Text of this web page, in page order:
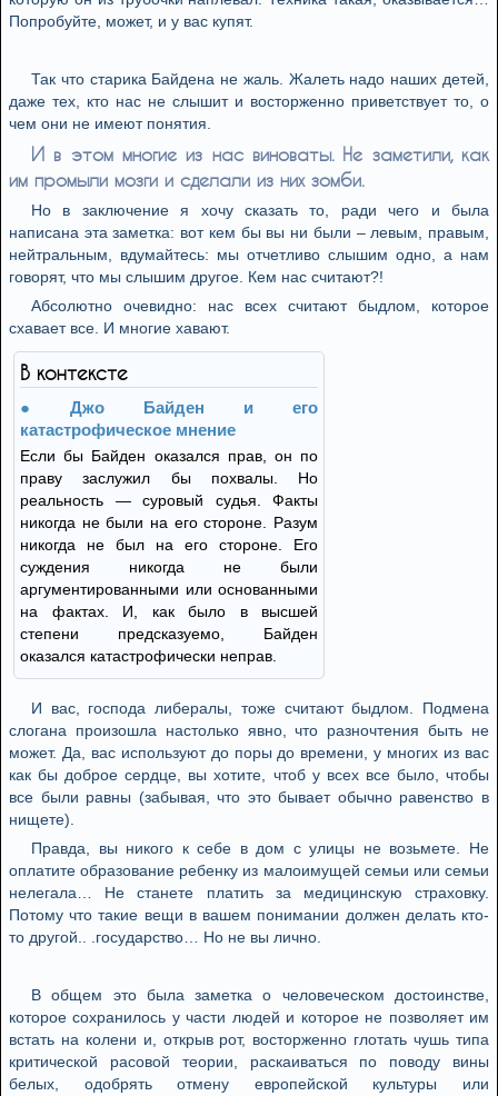
Попробуйте, может, и у вас купят.
Так что старика Байдена не жаль. Жалеть надо наших детей,
даже тех, кто нас не слышит и восторженно приветствует то, о
чем они не имеют понятия.
И в этом многие из нас виноваты. Не заметили, как
им промыли мозги и сделали из них зомби.
Но в заключение я хочу сказать то, ради чего и была
написана эта заметка: вот кем бы вы ни были – левым, правым,
нейтральным, вдумайтесь: мы отчетливо слышим одно, а нам
говорят, что мы слышим другое. Кем нас считают?!
Абсолютно очевидно: нас всех считают быдлом, которое
схавает все. И многие хавают.
В контексте
Джо Байден и его
катастрофическое мнение
Если бы Байден оказался прав, он по
праву заслужил бы похвалы. Но
реальность — суровый судья. Факты
никогда не были на его стороне. Разум
никогда не был на его стороне. Его
суждения никогда не были
аргументированными или основанными
на фактах. И, как было в высшей
степени предсказуемо, Байден
оказался катастрофически неправ.
И вас, господа либералы, тоже считают быдлом. Подмена
слогана произошла настолько явно, что разночтения быть не
может. Да, вас используют до поры до времени, у многих из вас
как бы доброе сердце, вы хотите, чтоб у всех все было, чтобы
все были равны (забывая, что это бывает обычно равенство в
нищете).
Правда, вы никого к себе в дом с улицы не возьмете. Не
оплатите образование ребенку из малоимущей семьи или семьи
нелегала… Не станете платить за медицинскую страховку.
Потому что такие вещи в вашем понимании должен делать кто-
то другой.. .государство… Но не вы лично.
В общем это была заметка о человеческом достоинстве,
которое сохранилось у части людей и которое не позволяет им
встать на колени и, открыв рот, восторженно глотать чушь типа
критической расовой теории, раскаиваться по поводу вины
белых, одобрять отмену европейской культуры или